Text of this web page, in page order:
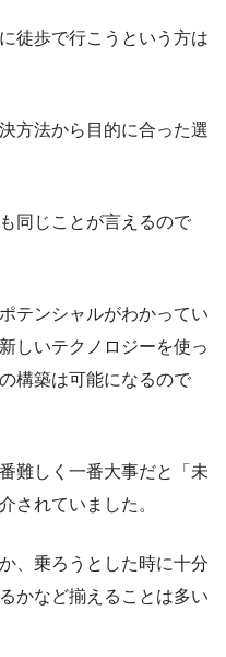
徒歩で行こうという方は
方法から目的に合った選
同じことが言えるので
テンシャルがわかってい
しいテクノロジーを使っ
構築は可能になるので
難しく一番大事だと「未
されていました。
、乗ろうとした時に十分
かなど揃えることは多い